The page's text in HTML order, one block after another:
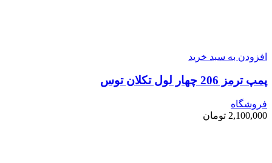
افزودن به سبد خرید
پمپ ترمز 206 چهار لول تکلان توس
فروشگاه
2,100,000 تومان